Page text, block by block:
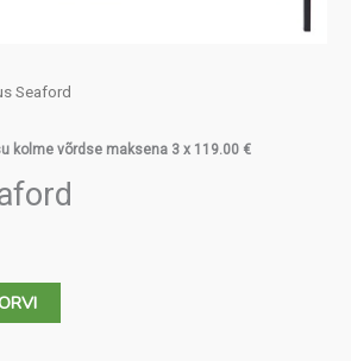
Seaford
kolme võrdse maksena 3 x 119.00 €